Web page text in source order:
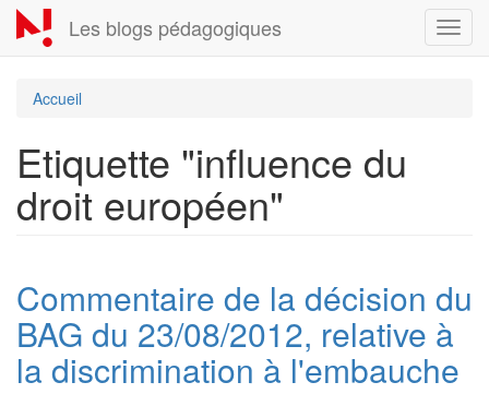
Aller
au
contenu
Les blogs pédagogiques
Accueil
Etiquette "influence du
droit européen"
Commentaire de la décision du
BAG du 23/08/2012, relative à
la discrimination à l'embauche